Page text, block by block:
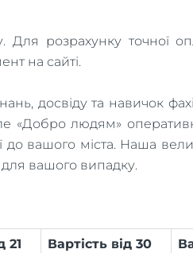
розрахунку точної
на сайті.
досвіду та навичок
«Добро людям»
до вашого міста. Наша
для вашого випадку.
21
Вартість від 30